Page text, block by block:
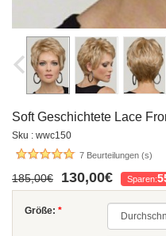
Soft Geschichtete Lace
Sku : wwc150
7 Beurteilungen (s)
185,00€ 130,00€ Sparen:
Größe: *